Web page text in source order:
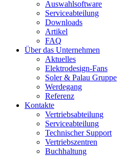
Auswahlsoftware
Serviceabteilung
Downloads
Artikel
FAQ
Über das Unternehmen
Aktuelles
Elektrodesign-Fans
Soler & Palau Gruppe
Werdegang
Referenz
Kontakte
Vertriebsabteilung
Serviceabteilung
Technischer Support
Vertriebszentren
Buchhaltung